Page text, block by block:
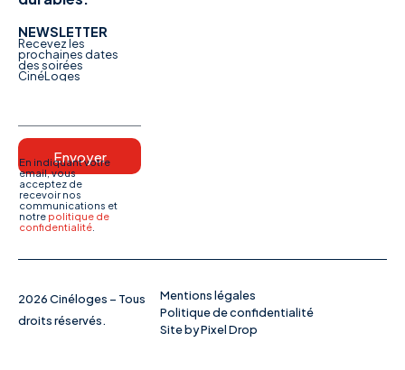
NEWSLETTER
Recevez les
prochaines dates
des soirées
CinéLoges
Envoyer
En indiquant votre
email, vous
acceptez de
recevoir nos
communications et
notre politique de
confidentialité
2026 Cinéloges – Tous
droits réservés.
Mentions légales
Politique de confidentialité
Site by Pixel Drop